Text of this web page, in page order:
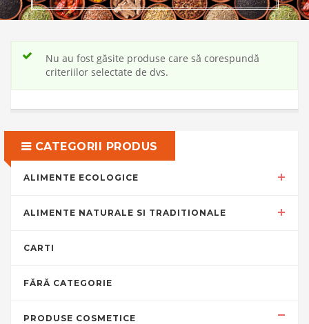
Nu au fost găsite produse care să corespundă
criteriilor selectate de dvs.
CATEGORII PRODUS
ALIMENTE ECOLOGICE
ALIMENTE NATURALE SI TRADITIONALE
CARTI
FĂRĂ CATEGORIE
PRODUSE COSMETICE